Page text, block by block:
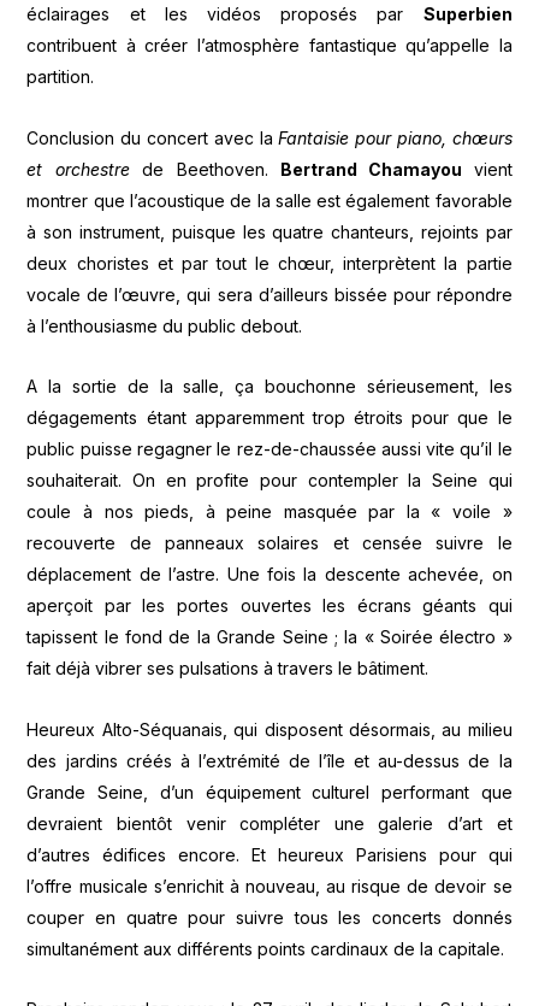
éclairages et les vidéos proposés par Superbien
contribuent à créer l’atmosphère fantastique qu’appelle la
partition.
Conclusion du concert avec laFantaisie pour piano, chœurs
et orchestrede Beethoven. Bertrand Chamayou vient
montrer que l’acoustique de la salle est également favorable
à son instrument, puisque les quatre chanteurs, rejoints par
deux choristes et par tout le chœur, interprètent la partie
vocale de l’œuvre, qui sera d’ailleurs bissée pour répondre
à l’enthousiasme du public debout.
A la sortie de la salle, ça bouchonne sérieusement, les
dégagements étant apparemment trop étroits pour que le
public puisse regagner le rez-de-chaussée aussi vite qu’il le
souhaiterait. On en profite pour contempler la Seine qui
coule à nos pieds, à peine masquée par la « voile »
recouverte de panneaux solaires et censée suivre le
déplacement de l’astre. Une fois la descente achevée, on
aperçoit par les portes ouvertes les écrans géants qui
tapissent le fond de la Grande Seine ; la « Soirée électro »
fait déjà vibrer ses pulsations à travers le bâtiment.
Heureux Alto-Séquanais, qui disposent désormais, au milieu
des jardins créés à l’extrémité de l’île et au-dessus de la
Grande Seine, d’un équipement culturel performant que
devraient bientôt venir compléter une galerie d’art et
d’autres édifices encore. Et heureux Parisiens pour qui
l’offre musicale s’enrichit à nouveau, au risque de devoir se
couper en quatre pour suivre tous les concerts donnés
simultanément aux différents points cardinaux de la capitale.